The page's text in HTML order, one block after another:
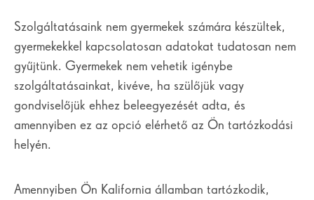
Szolgáltatásaink nem gyermekek számára készültek,
gyermekekkel kapcsolatosan adatokat tudatosan nem
gyűjtünk. Gyermekek nem vehetik igénybe
szolgáltatásainkat, kivéve, ha szülőjük vagy
gondviselőjük ehhez beleegyezését adta, és
amennyiben ez az opció elérhető az Ön tartózkodási
helyén.
Amennyiben Ön Kalifornia államban tartózkodik,